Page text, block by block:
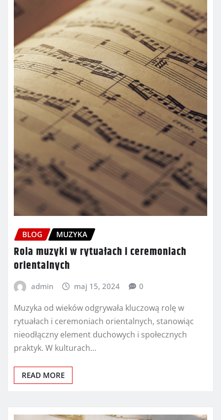
BLOG MUZYKA
Rola muzyki w rytuałach i ceremoniach
orientalnych
admin maj 15, 2024 0
Muzyka od wieków odgrywała kluczową rolę w
rytuałach i ceremoniach orientalnych, stanowiąc
nieodłączny element duchowych i społecznych
praktyk. W kulturach…
READ MORE